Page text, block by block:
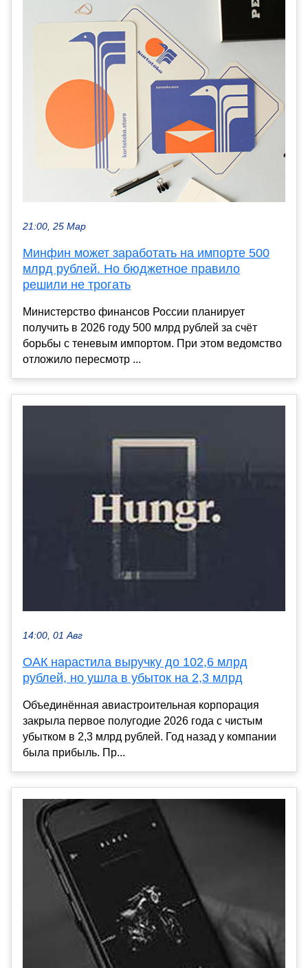
21:00, 25 Мар
Минфин может заработать на импорте 500
млрд рублей. Но бюджетное правило
решили не трогать
Министерство финансов России планирует
получить в 2026 году 500 млрд рублей за счёт
борьбы с теневым импортом. При этом ведомство
отложило пересмотр ...
14:00, 01 Авг
ОАК нарастила выручку до 102,6 млрд
рублей, но ушла в убыток на 2,3 млрд
Объединённая авиастроительная корпорация
закрыла первое полугодие 2026 года с чистым
убытком в 2,3 млрд рублей. Год назад у компании
была прибыль. Пр...